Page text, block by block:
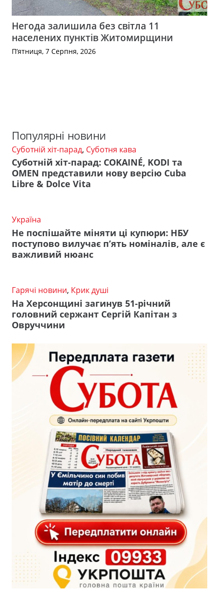
Негода залишила без світла 11
населених пунктів Житомирщини
П’ятниця, 7 Серпня, 2026
Популярні новини
Суботній хіт-парад, Суботня кава
Суботній хіт-парад: COKAINÉ, KODI та
OMEN представили нову версію Cuba
Libre & Dolce Vita
Україна
Не поспішайте міняти ці купюри: НБУ
поступово вилучає п’ять номіналів, але є
важливий нюанс
Гарячі новини, Крик душі
На Херсонщині загинув 51-річний
головний сержант Сергій Капітан з
Овруччини